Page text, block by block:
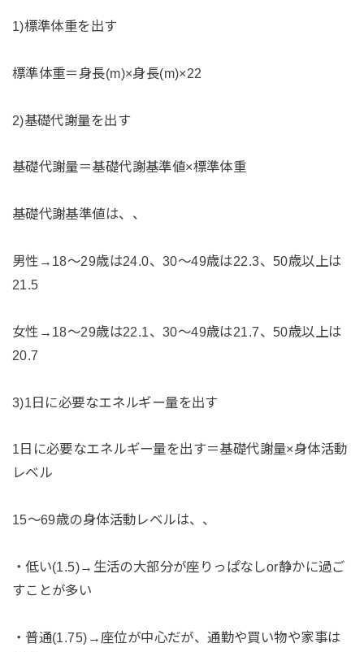
1)標準体重を出す
標準体重＝身長(m)×身長(m)×22
2)基礎代謝量を出す
基礎代謝量＝基礎代謝基準値×標準体重
基礎代謝基準値は、、
男性→18〜29歳は24.0、30〜49歳は22.3、50歳以上は
21.5
女性→18〜29歳は22.1、30〜49歳は21.7、50歳以上は
20.7
3)1日に必要なエネルギー量を出す
1日に必要なエネルギー量を出す＝基礎代謝量×身体活動
レベル
15〜69歳の身体活動レベルは、、
・低い(1.5)→生活の大部分が座りっぱなしor静かに過ご
すことが多い
・普通(1.75)→座位が中心だが、通勤や買い物や家事は